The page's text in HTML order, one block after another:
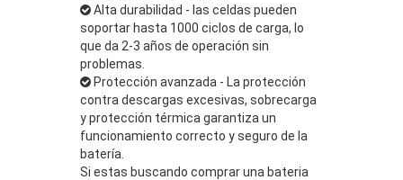
Alta durabilidad - las celdas pueden
soportar hasta 1000 ciclos de carga, lo
que da 2-3 años de operación sin
problemas.
Protección avanzada - La protección
contra descargas excesivas, sobrecarga
y protección térmica garantiza un
funcionamiento correcto y seguro de la
batería.
Si estas buscando comprar una bateria